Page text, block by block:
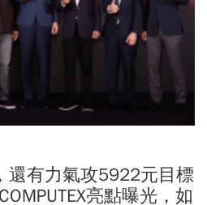
還有力氣攻5922元目標
亮點曝光，如